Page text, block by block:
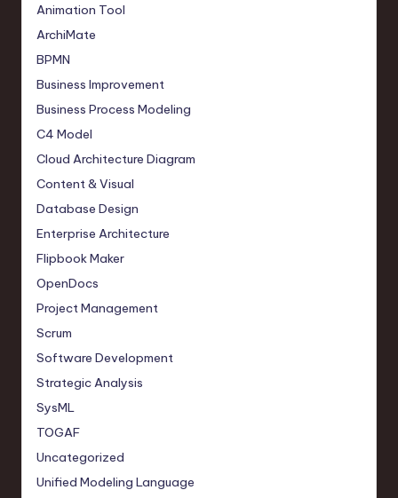
Animation Tool
ArchiMate
BPMN
Business Improvement
Business Process Modeling
C4 Model
Cloud Architecture Diagram
Content & Visual
Database Design
Enterprise Architecture
Flipbook Maker
OpenDocs
Project Management
Scrum
Software Development
Strategic Analysis
SysML
TOGAF
Uncategorized
Unified Modeling Language